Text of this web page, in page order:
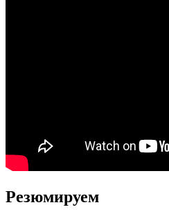
Резюмируем